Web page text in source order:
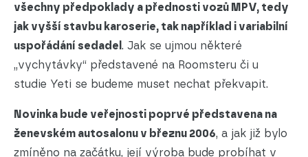
všechny předpoklady a přednosti vozů MPV, tedy
jak vyšší stavbu karoserie, tak například i variabilní
uspořádání sedadel . Jak se ujmou některé
„vychytávky“ představené na Roomsteru či u
studie Yeti se budeme muset nechat překvapit.
Novinka bude veřejnosti poprvé představena na
ženevském autosalonu v březnu 2006, a jak již bylo
zmíněno na začátku, její výroba bude probíhat v